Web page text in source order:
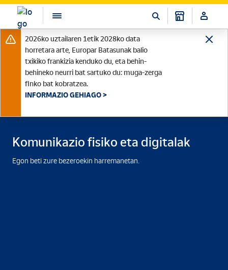
2026ko uztailaren 1etik 2028ko data
horretara arte, Europar Batasunak balio
txikiko frankizia kenduko du, eta behin-
behineko neurri bat sartuko du: muga-zerga
finko bat kobratzea.
INFORMAZIO GEHIAGO >
Komunikazio fisiko eta digitalak
Egon beti zure bezeroekin harremanetan.